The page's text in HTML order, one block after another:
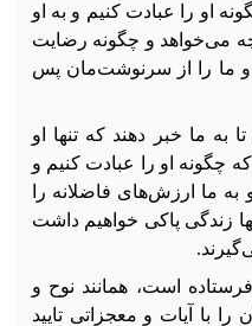
او را عبادت کنیم و به او
چه می‌خواهد و چگونه رضایت
ما را از سرنوشت‌مان پس
به ما خبر دهند که تنها او
چگونه او را عبادت کنیم و
به ما ارزش‌های فاضلانه را
زندگی پاکی خواهیم داشت
فرستاده است، همانند نوح و
با آیات و معجزاتی تایید